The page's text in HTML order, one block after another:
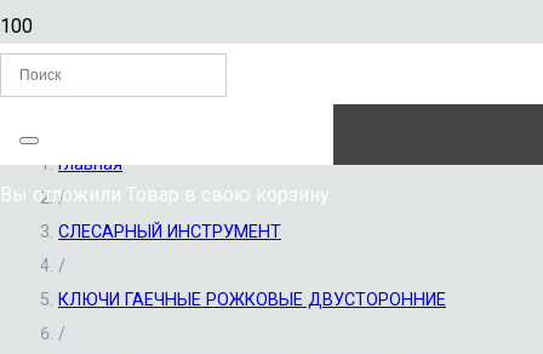
ЗАКАЗАТЬ ЗВОНОК
Вы отложили Товар в свою корзину.
Главная
/
СЛЕСАРНЫЙ ИНСТРУМЕНТ
/
КЛЮЧИ ГАЕЧНЫЕ РОЖКОВЫЕ ДВУСТОРОННИЕ
/